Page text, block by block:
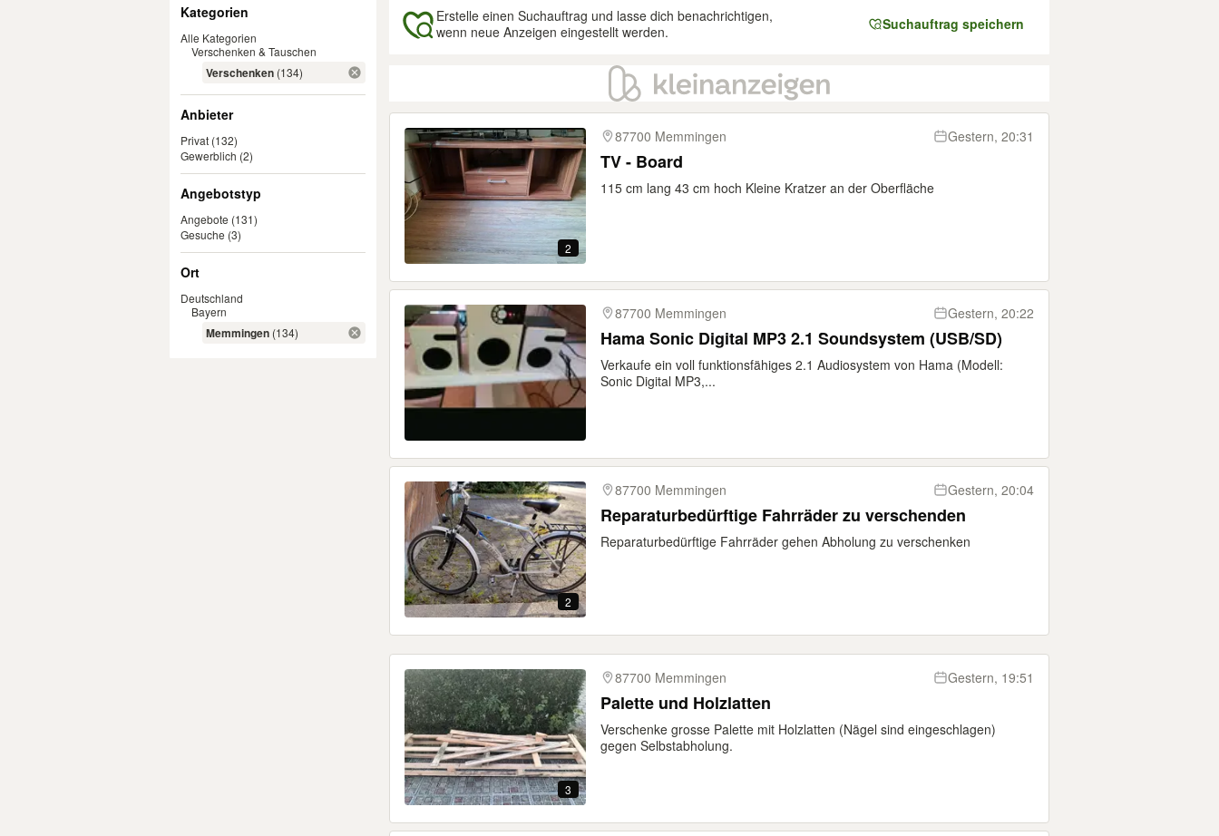
Kategorien
Alle Kategorien
Verschenken & Tauschen
Verschenken (134)
Anbieter
Privat (132)
Gewerblich (2)
Angebotstyp
Angebote (131)
Gesuche (3)
Ort
Deutschland
Bayern
Memmingen (134)
Erstelle einen Suchauftrag und lasse dich benachrichtigen,
wenn neue Anzeigen eingestellt werden.
Suchauftrag speichern
Ergebnisse
2
87700 Memmingen Gestern, 20:31
TV - Board
115 cm lang 43 cm hoch Kleine Kratzer an der Oberfläche
87700 Memmingen Gestern, 20:22
Hama Sonic Digital MP3 2.1 Soundsystem (USB/SD)
Verkaufe ein voll funktionsfähiges 2.1 Audiosystem von Hama (Modell:
Sonic Digital MP3,...
2
87700 Memmingen Gestern, 20:04
Reparaturbedürftige Fahrräder zu verschenden
Reparaturbedürftige Fahrräder gehen Abholung zu verschenken
3
87700 Memmingen Gestern, 19:51
Palette und Holzlatten
Verschenke grosse Palette mit Holzlatten (Nägel sind eingeschlagen)
gegen Selbstabholung.